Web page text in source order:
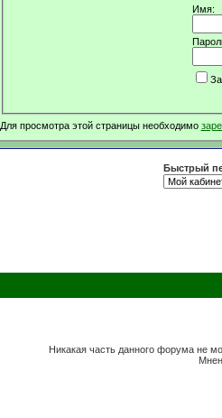
Имя:
Для просмотра этой страницы необходимо
Быстрый
Никакая часть данного форума не